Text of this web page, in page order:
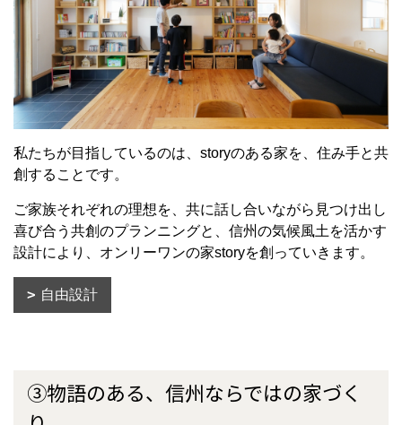
私たちが目指しているのは、storyのある家を、住み手と共
創することです。
ご家族それぞれの理想を、共に話し合いながら見つけ出し
喜び合う共創のプランニングと、信州の気候風土を活かす
設計により、オンリーワンの家storyを創っていきます。
自由設計
③物語のある、信州ならではの家づく